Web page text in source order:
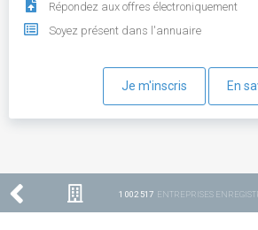
Répondez aux offres électroniquement
Soyez présent dans l'annuaire
Je m'inscris En
1 002 517 ENTREPRISES